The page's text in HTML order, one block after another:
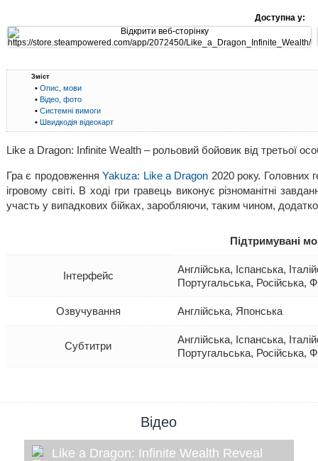
Доступна у:
Зміст
• Опис, мови
• Відео, фото
• Системні вимоги
• Швидкодія відеокарт
Like a Dragon: Infinite Wealth – рольовий бойовик від третьої
Гра є продовженняYakuza: Like a Dragon 2020 року. Головних
ігровому світі. В ході гри гравець виконує різноманітні
участь у випадкових бійках, заробляючи, таким чином,
Підтримувані
Інтерфейс
Англійська, Іспанська,
Португальська, Російська,
Озвучування Англійська, Японська
Субтитри
Англійська, Іспанська,
Португальська, Російська,
Відео
Like a Dragon: Infinite Wealth Reveal